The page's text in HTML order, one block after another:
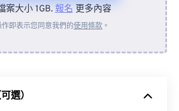
來自裝置
自 Google 雲端硬碟
案大小 1GB.報名更多內容
即表示您同意我們的使用條款 。
選）